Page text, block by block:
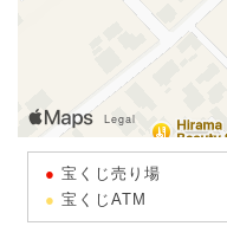
宝くじ売り場
宝くじATM